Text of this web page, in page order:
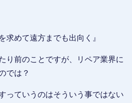
求めて遠方までも出向く』
り前のことですが、リペア業界に
では？
っていうのはそういう事ではない